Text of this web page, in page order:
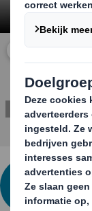
Klik om video